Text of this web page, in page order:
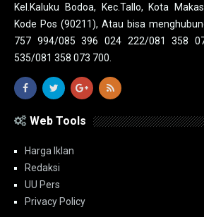
Kel.Kaluku Bodoa, Kec.Tallo, Kota
Kode Pos (90211), Atau bisa
757 994/085 396 024 222/081 358
535/081 358 073 700.
Web Tools
Harga Iklan
Redaksi
UU Pers
Privacy Policy